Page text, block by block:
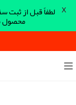
لطفاً قبل از ثبت
محصول
X